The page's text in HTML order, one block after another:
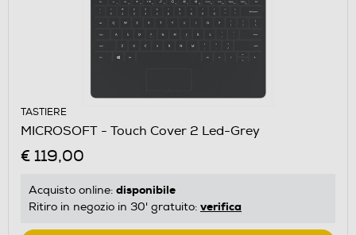
TASTIERE
MICROSOFT - Touch Cover 2 Led-Grey
€ 119,00
Acquisto online: disponibile
Ritiro in negozio in 30' gratuito: verifica